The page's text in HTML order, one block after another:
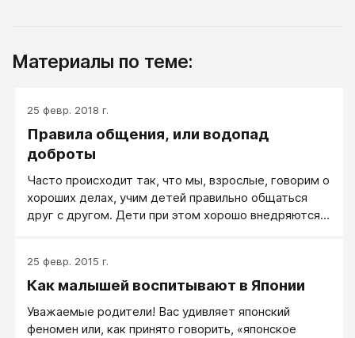
Материалы по теме:
25 февр. 2018 г.
Правила общения, или водопад
доброты
Часто происходит так, что мы, взрослые, говорим о
хороших делах, учим детей правильно общаться
друг с другом. Дети при этом хорошо внедряются в
вниманием взрослых. Сами же они чаще общаются
по своим правилам, не понимая при этом друг друга.
25 февр. 2015 г.
Как малышей воспитывают в Японии
Уважаемые родители! Вас удивляет японский
феномен или, как принято говорить, «японское